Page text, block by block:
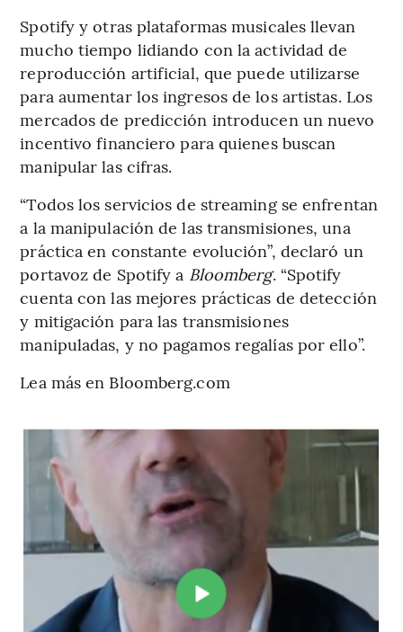
Spotify y otras plataformas musicales llevan
mucho tiempo lidiando con la actividad de
reproducción artificial, que puede utilizarse
para aumentar los ingresos de los artistas. Los
mercados de predicción introducen un nuevo
incentivo financiero para quienes buscan
manipular las cifras.
“Todos los servicios de streaming se enfrentan
a la manipulación de las transmisiones, una
práctica en constante evolución”, declaró un
portavoz de Spotify a Bloomberg. “Spotify
cuenta con las mejores prácticas de detección
y mitigación para las transmisiones
manipuladas, y no pagamos regalías por ello”.
Lea más en Bloomberg.com